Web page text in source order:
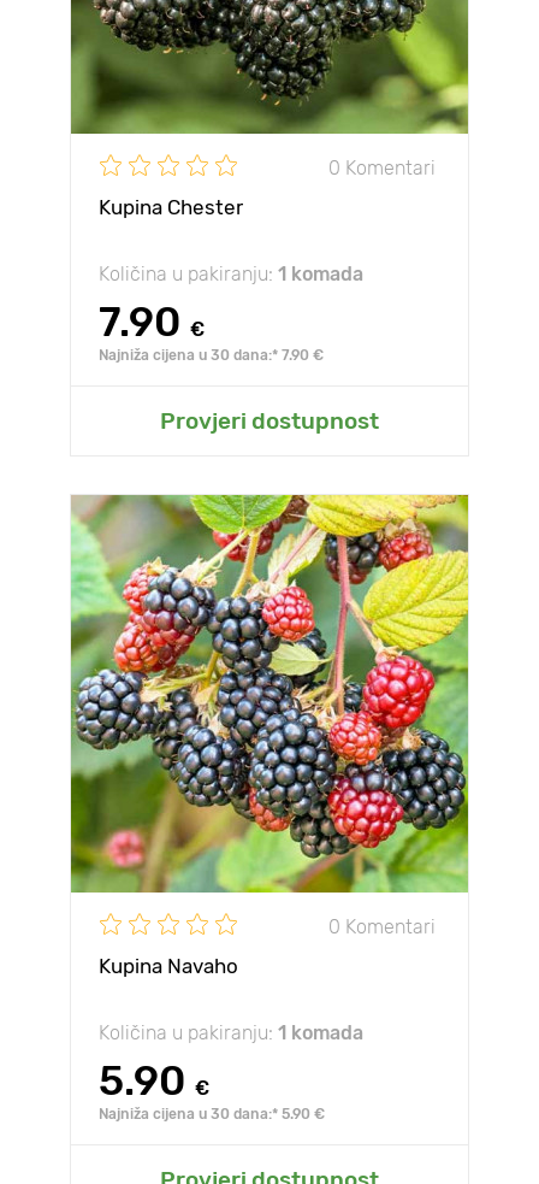
0 Komentari
Kupina Chester
Količina u pakiranju: 1 komada
7.90 €
Najniža cijena u 30 dana:* 7.90 €
Provjeri dostupnost
0 Komentari
Kupina Navaho
Količina u pakiranju: 1 komada
5.90 €
Najniža cijena u 30 dana:* 5.90 €